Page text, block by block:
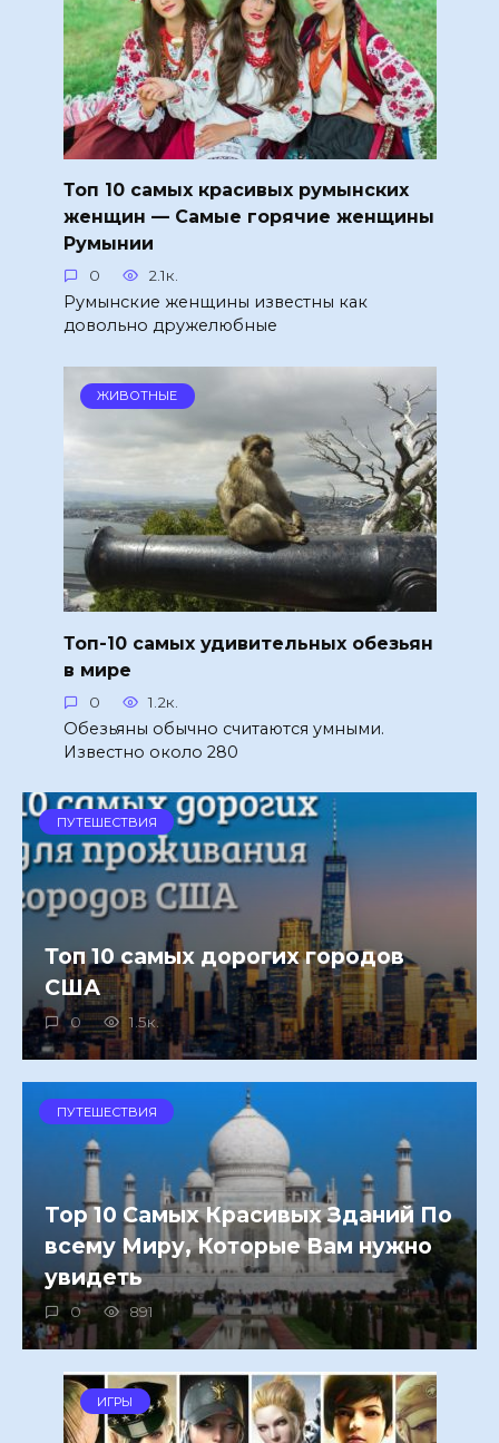
Топ 10 самых красивых румынских
женщин — Самые горячие женщины
Румынии
0 2.1к.
Румынские женщины известны как
довольно дружелюбные
ЖИВОТНЫЕ
Топ-10 самых удивительных обезьян
в мире
0 1.2к.
Обезьяны обычно считаются умными.
Известно около 280
ПУТЕШЕСТВИЯ
Топ 10 самых дорогих городов
США
0 1.5к.
ПУТЕШЕСТВИЯ
Top 10 Самых Красивых Зданий По
всему Миру, Которые Вам нужно
увидеть
0 891
ИГРЫ